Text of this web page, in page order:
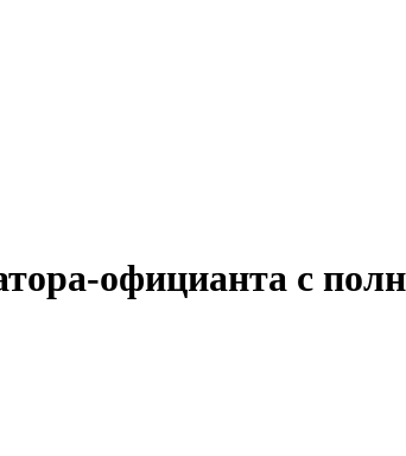
официанта с